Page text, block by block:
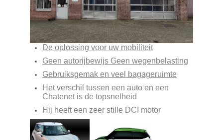
De oplossing voor uw mobiliteit
Geen autorijbewijs Geen wegenbelasting
Gebruiksgemak en veel bagageruimte
Het verschil tussen een auto en een
Chatenet is de topsnelheid
Hij heeft een zeer stille DCI motor